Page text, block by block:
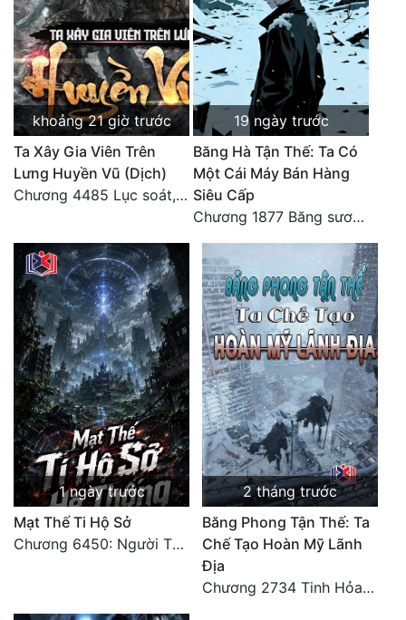
Truyện Nam
Truyện Nữ
Vô Địch Lưu
Xây Dựng Thế Lực
Đam Mỹ
Đẹp
Tính Cách Nhân Vật :
Cơ Trí
Sát Phạt Quyết Đoán
Vô Sỉ
Điềm Đạm
khoảng 21 giờ trước
Ta Xây Gia Viên Trên
Lưng Huyền Vũ (Dịch)
Chương 4485 Lục soát, nhất định muốn tìm tới bọn họ.
19 ngày trước
Băng Hà Tận Thế: Ta Có
Một Cái Máy Bán Hàng
Siêu Cấp
Chương 1877 Băng sương kết giới
1 ngày trước
Mạt Thế Ti Hộ Sở
Chương 6450: Người Thái Diễn Sơn Tuyệt Không Khuất Phục
2 tháng trước
Băng Phong Tận Thế: Ta
Chế Tạo Hoàn Mỹ Lãnh
Địa
Chương 2734 Tinh Hỏa (Đại kết cục) (2)